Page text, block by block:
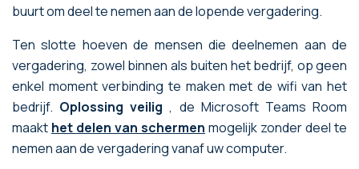
buurt om deel te nemen aan de lopende vergadering.
Ten slotte hoeven de mensen die deelnemen aan de
vergadering, zowel binnen als buiten het bedrijf, op geen
enkel moment verbinding te maken met de wifi van het
bedrijf. Oplossing veilig , de Microsoft Teams Room
maakt het delen van schermen mogelijk zonder deel te
nemen aan de vergadering vanaf uw computer.